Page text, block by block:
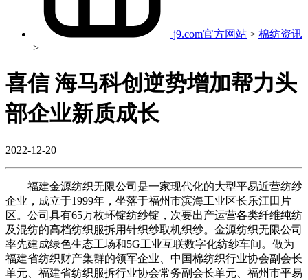
j9.com官方网站 > 棉纺资讯
>
喜信 海马科创逆势增加帮力头
部企业新质成长
2022-12-20
福建金源纺织无限公司是一家现代化的大型平易近营纺纱
企业，成立于1999年，坐落于福州市滨海工业区长乐江田片
区。公司具有65万枚环锭纺纱锭，次要出产运营各类纤维纯纺
及混纺的高档纺织服拆用针织纱取机织纱。金源纺织无限公司
率先建成绿色生态工场和5G工业互联数字化纺纱车间。做为
福建省纺织财产集群的领军企业、中国棉纺织行业协会副会长
单元、福建省纺织服拆行业协会常务副会长单元、福州市平易